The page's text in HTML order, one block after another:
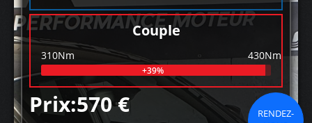
Couple
310Nm 430Nm
+39%
Prix:570 €
RENDEZ-